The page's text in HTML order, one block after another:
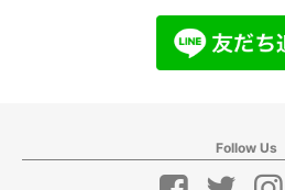
Follow Us